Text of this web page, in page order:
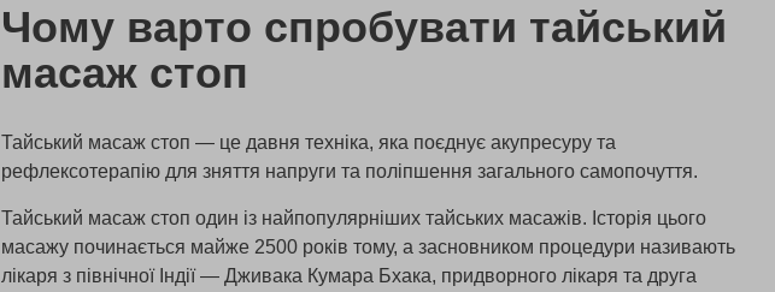
Чому варто спробувати тайський
масаж стоп
Тайський масаж стоп — це давня техніка, яка поєднує акупресуру та
рефлексотерапію для зняття напруги та поліпшення загального самопочуття.
Тайський масаж стоп один із найпопулярніших тайських масажів. Історія цього
масажу починається майже 2500 років тому, а засновником процедури називають
лікаря з північної Індії — Дживака Кумара Бхака, придворного лікаря та друга